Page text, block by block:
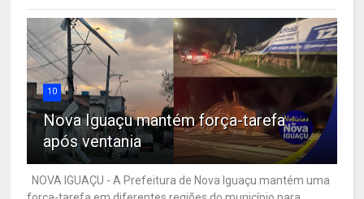
10
Nova Iguaçu mantém força-tarefa
após ventania
NOVA IGUAÇU - A Prefeitura de Nova Iguaçu mantém uma